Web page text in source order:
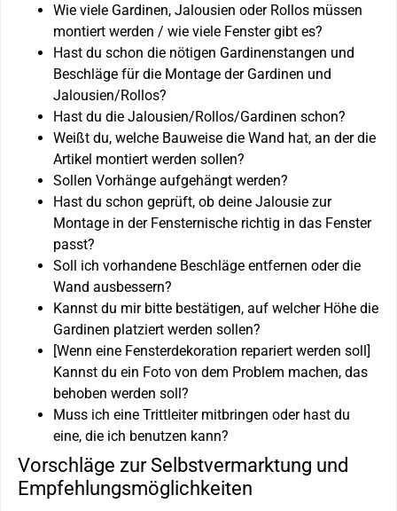
Wie viele Gardinen, Jalousien oder Rollos müssen
montiert werden / wie viele Fenster gibt es?
Hast du schon die nötigen Gardinenstangen und
Beschläge für die Montage der Gardinen und
Jalousien/Rollos?
Hast du die Jalousien/Rollos/Gardinen schon?
Weißt du, welche Bauweise die Wand hat, an der die
Artikel montiert werden sollen?
Sollen Vorhänge aufgehängt werden?
Hast du schon geprüft, ob deine Jalousie zur
Montage in der Fensternische richtig in das Fenster
passt?
Soll ich vorhandene Beschläge entfernen oder die
Wand ausbessern?
Kannst du mir bitte bestätigen, auf welcher Höhe die
Gardinen platziert werden sollen?
[Wenn eine Fensterdekoration repariert werden soll]
Kannst du ein Foto von dem Problem machen, das
behoben werden soll?
Muss ich eine Trittleiter mitbringen oder hast du
eine, die ich benutzen kann?
Vorschläge zur Selbstvermarktung und
Empfehlungsmöglichkeiten